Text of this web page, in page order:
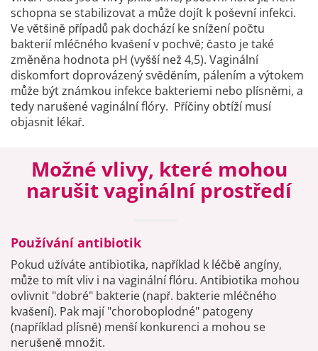
schopna se stabilizovat a může dojít k poševní infekci.
Ve většině případů pak dochází ke snížení počtu
bakterií mléčného kvašení v pochvě; často je také
změněna hodnota pH (vyšší než 4,5). Vaginální
diskomfort doprovázený svěděním, pálením a výtokem
může být známkou infekce bakteriemi nebo plísněmi, a
tedy narušené vaginální flóry. Příčiny obtíží musí
objasnit lékař.
Možné vlivy, které mohou
narušit vaginální prostředí
Používání antibiotik
Pokud užíváte antibiotika, například k léčbě angíny,
může to mít vliv i na vaginální flóru. Antibiotika mohou
ovlivnit "dobré" bakterie (např. bakterie mléčného
kvašení). Pak mají "choroboplodné" patogeny
(například plísně) menší konkurenci a mohou se
nerušeně množit.